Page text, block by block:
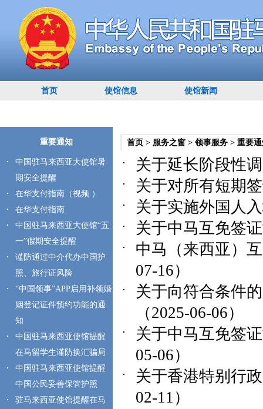
首页 使馆信息 使馆新闻
重要通知
中国驻马来西亚大使馆暑
期安全提醒
在华支付指南（视频 ）
在华支付指南
中国驻马来西亚大使馆“五
一”假期安全提醒
谨防通过中介代办中国护
照、旅行证风险
“中国领事”APP启用补领婚
姻登记证件预约功能的通
知
中国驻马来西亚使馆提醒
在马留学生谨防换汇骗局
中国驻马来西亚使馆提醒
中国公民妥善保管护照
驻马来西亚使馆提醒在马
首页 > 服务之窗 > 领事服务 > 重要
关于延长阶段性
关于对所有短期
关于实施外国人
关于中马互免签
中马（来西亚）
07-16）
关于向符合条件
（2025-06-06）
关于中马互免签
05-06）
关于香港特别行
02-11）